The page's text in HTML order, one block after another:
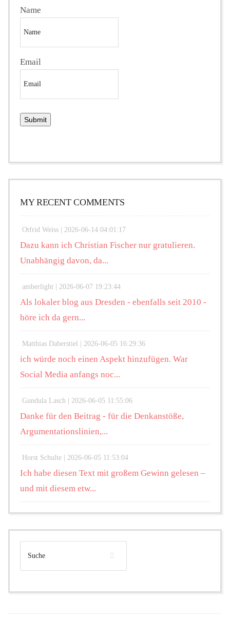
Name
Email
MY RECENT COMMENTS
Otfrid Weiss | 2026-06-14 04:01:17
Dazu kann ich Christian Fischer nur gratulieren.
Unabhängig davon, da...
amberlight | 2026-06-07 19:23:44
Als lokaler blog aus Dresden - ebenfalls seit 2010 -
höre ich da gern...
Matthias Daberstiel | 2026-06-05 16:29:36
ich würde noch einen Aspekt hinzufügen. War
Social Media anfangs noc...
Gundula Lasch | 2026-06-05 11:55:06
Danke für den Beitrag - für die Denkanstöße,
Argumentationslinien,...
Horst Schulte | 2026-06-05 11:53:04
Ich habe diesen Text mit großem Gewinn gelesen –
und mit diesem etw...